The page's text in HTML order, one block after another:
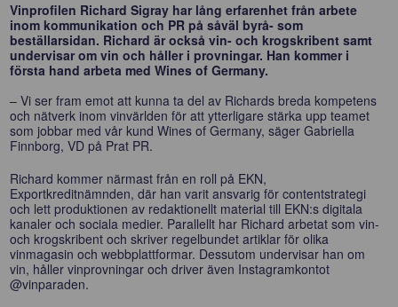
Vinprofilen Richard Sigray har lång erfarenhet från arbete
inom kommunikation och PR på såväl byrå- som
beställarsidan. Richard är också vin- och krogskribent samt
undervisar om vin och håller i provningar. Han kommer i
första hand arbeta med Wines of Germany.
– Vi ser fram emot att kunna ta del av Richards breda kompetens
och nätverk inom vinvärlden för att ytterligare stärka upp teamet
som jobbar med vår kund Wines of Germany, säger Gabriella
Finnborg, VD på Prat PR.
Richard kommer närmast från en roll på EKN,
Exportkreditnämnden, där han varit ansvarig för contentstrategi
och lett produktionen av redaktionellt material till EKN:s digitala
kanaler och sociala medier. Parallellt har Richard arbetat som vin-
och krogskribent och skriver regelbundet artiklar för olika
vinmagasin och webbplattformar. Dessutom undervisar han om
vin, håller vinprovningar och driver även Instagramkontot
@vinparaden.